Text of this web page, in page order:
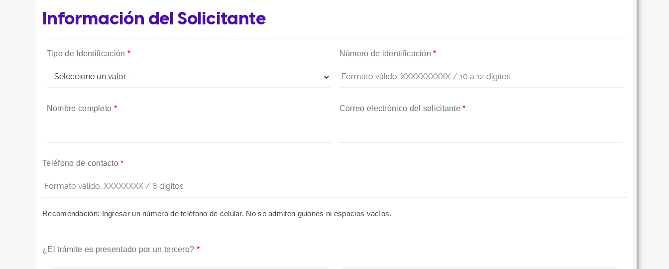
Información del Solicitante
Tipo de Identificación * Número de identificación*
Nombre completo * Correo electrónico del solicitante*
Teléfono de contacto*
Recomendación: Ingresar un número de teléfono de celular. No se admiten guiones ni espacios vacíos.
¿El trámite es presentado por un tercero? *